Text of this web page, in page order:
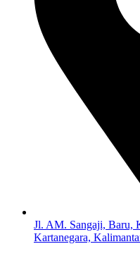
Jl. AM. Sangaji, Baru,
Kartanegara,